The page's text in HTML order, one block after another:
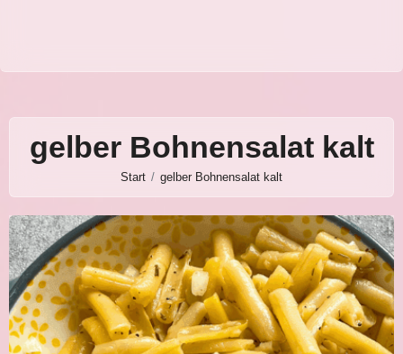
gelber Bohnensalat kalt
Start gelber Bohnensalat kalt